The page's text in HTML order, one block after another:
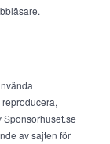
av sajten för